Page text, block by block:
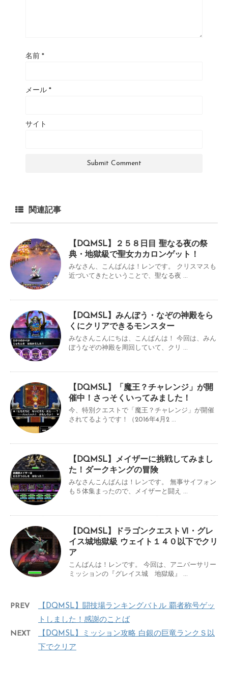
名前 *
メール *
サイト
関連記事
【DQMSL】２５８日目 聖なる夜の祭
典・地獄級で聖女カカロンゲット！
みなさん、こんばんは！レンです。 クリスマスも
近づいてきたということで、聖なる夜 ...
【DQMSL】みんぼう・なぞの神殿をら
くにクリアできるモンスター
みなさんこんにちは、こんばんは！ 今回は、みん
ぼうなぞの神殿を周回していて、クリ ...
【DQMSL】「魔王？チャレンジ」が開
催中！さっそくいってみました！
今、特別クエストで「魔王？チャレンジ」が開催
されてるようです！（2016年4月2 ...
【DQMSL】メイザーに挑戦してみまし
た！ダークキングの冒険
みなさんこんばんは！レンです。 無事サイフォン
も５体集まったので、メイザーと闘え ...
【DQMSL】ドラゴンクエストⅥ・グレ
イス城地獄級 ウェイト１４０以下でクリ
ア
こんばんは！レンです。 今回は、アニバーサリー
ミッションの『グレイス城 地獄級』 ...
PREV
【DQMSL】闘技場ランキングバトル 覇者称号ゲッ
トしました！感謝のことば
NEXT
【DQMSL】ミッション攻略 白銀の巨竜ランクＳ以
下でクリア